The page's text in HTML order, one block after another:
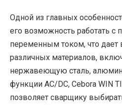
Одной из главных
его возможность работать с
переменным током, что дает
различных материалов,
нержавеющую сталь,
функции АС/DC, Cebora WIN
позволяет сварщику